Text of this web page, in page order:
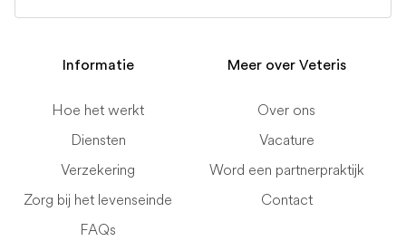
Informatie
Hoe het werkt
Diensten
Verzekering
Zorg bij het levenseinde
FAQs
Meer over Veteris
Over ons
Vacature
Word een partnerpraktijk
Contact